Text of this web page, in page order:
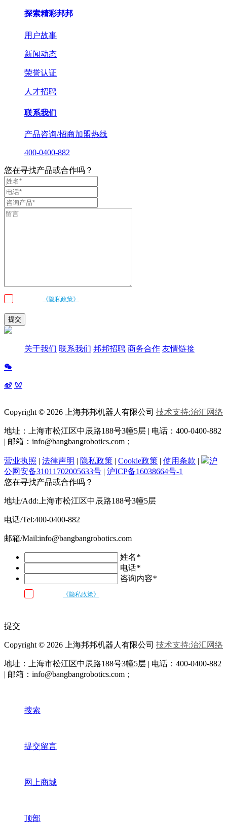
探索精彩邦邦
用户故事
新闻动态
荣誉认证
人才招聘
联系我们
产品咨询/招商加盟热线
400-0400-882
您在寻找产品或合作吗？
《隐私政策》
提交
关于我们 联系我们 邦邦招聘 商务合作 友情链接
Copyright © 2026 上海邦邦机器人有限公司 技术支持:治汇网络
地址：上海市松江区中辰路188号3幢5层 | 电话：400-0400-882
| 邮箱：info@bangbangrobotics.com；
营业执照 | 法律声明 | 隐私政策 | Cookie政策 | 使用条款 |
沪
公网安备31011702005633号 | 沪ICP备16038664号-1
您在寻找产品或合作吗？
地址/Add:上海市松江区中辰路188号3幢5层
电话/Tel:400-0400-882
邮箱/Mail:info@bangbangrobotics.com
姓名*
电话*
咨询内容*
《隐私政策》
提交
Copyright © 2026 上海邦邦机器人有限公司 技术支持:治汇网络
地址：上海市松江区中辰路188号3幢5层 | 电话：400-0400-882
| 邮箱：info@bangbangrobotics.com；
搜索
提交留言
网上商城
顶部